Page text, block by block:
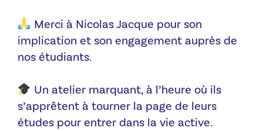
Merci à Nicolas Jacque pour son
implication et son engagement auprès de
nos étudiants.
Un atelier marquant, à l’heure où ils
s’apprêtent à tourner la page de leurs
études pour entrer dans la vie active.